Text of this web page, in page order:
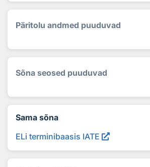
Päritolu andmed puuduvad
Sõna seosed puuduvad
Sama sõna
ELi terminibaasis IATE